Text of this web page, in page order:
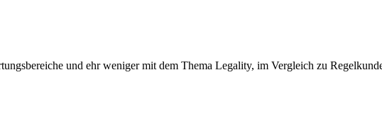
und ehr weniger mit dem Thema Legality, im Vergleich zu